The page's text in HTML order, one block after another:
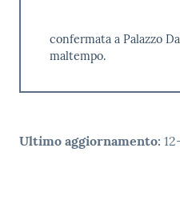
confermata a Palazzo
maltempo.
Ultimo aggiornamento: